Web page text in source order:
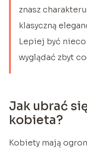
znasz
klasyczną
Lepiej być
wyglądać zbyt
Jak ubrać
kobieta?
Kobiety mają